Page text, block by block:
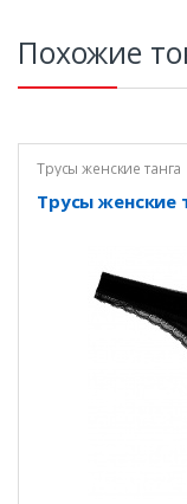
Похожие
Трусы женские танга
Трусы женские